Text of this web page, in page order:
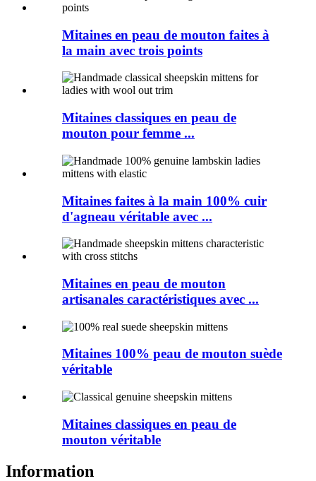
Mitaines en peau de mouton faites à
la main avec trois points
Mitaines classiques en peau de
mouton pour femme ...
Mitaines faites à la main 100% cuir
d'agneau véritable avec ...
Mitaines en peau de mouton
artisanales caractéristiques avec ...
Mitaines 100% peau de mouton suède
véritable
Mitaines classiques en peau de
mouton véritable
Information